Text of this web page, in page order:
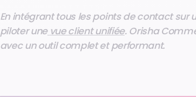
En intégrant tous les points de contact
piloter une vue client unifiée. Orisha
avec un outil complet et performant.